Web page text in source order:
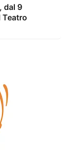
dal 9
Teatro